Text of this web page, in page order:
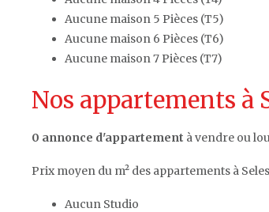
Aucune maison 5 Pièces (T5)
Aucune maison 6 Pièces (T6)
Aucune maison 7 Pièces (T7)
Nos appartements à
0 annonce d'appartement à vendre ou
Prix moyen du m² des appartements à
Aucun Studio